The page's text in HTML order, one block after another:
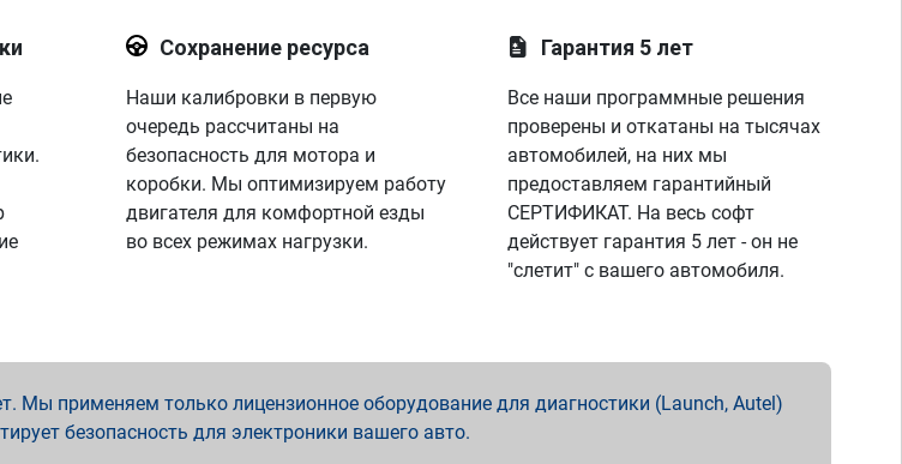
Сохранение ресурса
Наши калибровки в первую
очередь рассчитаны на
безопасность для мотора и
коробки. Мы оптимизируем работу
двигателя для комфортной езды
во всех режимах нагрузки.
Гарантия 5 лет
Все наши программные решения
проверены и откатаны на тысячах
автомобилей, на них мы
предоставляем гарантийный
СЕРТИФИКАТ. На весь софт
действует гарантия 5 лет - он не
"слетит" с вашего автомобиля.
применяем только лицензионное оборудование для диагностики (Launch, Autel)
безопасность для электроники вашего авто.